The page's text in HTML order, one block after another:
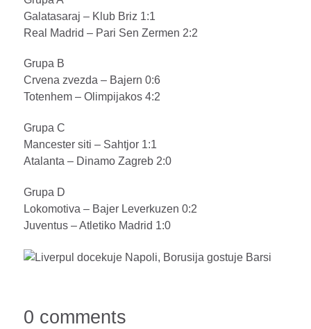
Galatasaraj – Klub Briz 1:1
Real Madrid – Pari Sen Zermen 2:2
Grupa B
Crvena zvezda – Bajern 0:6
Totenhem – Olimpijakos 4:2
Grupa C
Mancester siti – Sahtjor 1:1
Atalanta – Dinamo Zagreb 2:0
Grupa D
Lokomotiva – Bajer Leverkuzen 0:2
Juventus – Atletiko Madrid 1:0
0 comments